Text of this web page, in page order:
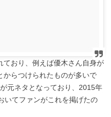
おり、例えば優木さん自身が
からつけられたものが多いで
元ネタとなっており、2015年
いてファンがこれを掲げたの